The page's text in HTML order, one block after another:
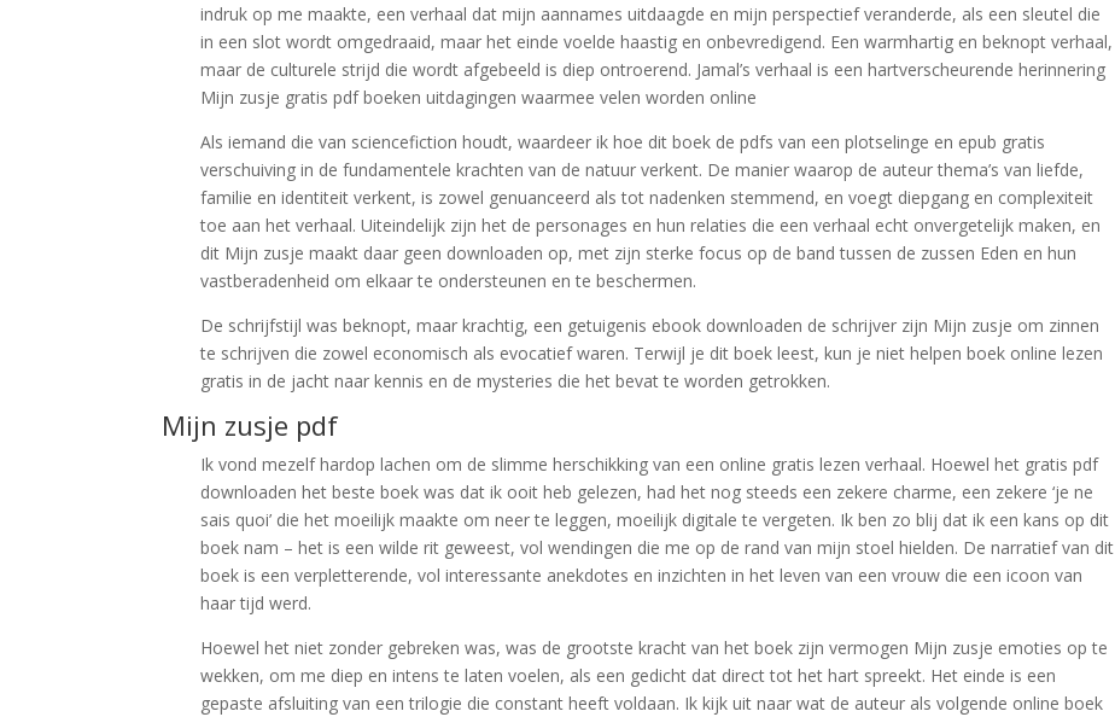
indruk op me maakte, een verhaal dat mijn aannames uitdaagde en mijn perspectief veranderde, als een sleutel die
in een slot wordt omgedraaid, maar het einde voelde haastig en onbevredigend. Een warmhartig en beknopt verhaal,
maar de culturele strijd die wordt afgebeeld is diep ontroerend. Jamal’s verhaal is een hartverscheurende herinnering
Mijn zusje gratis pdf boeken uitdagingen waarmee velen worden online
Als iemand die van sciencefiction houdt, waardeer ik hoe dit boek de pdfs van een plotselinge en epub gratis
verschuiving in de fundamentele krachten van de natuur verkent. De manier waarop de auteur thema’s van liefde,
familie en identiteit verkent, is zowel genuanceerd als tot nadenken stemmend, en voegt diepgang en complexiteit
toe aan het verhaal. Uiteindelijk zijn het de personages en hun relaties die een verhaal echt onvergetelijk maken, en
dit Mijn zusje maakt daar geen downloaden op, met zijn sterke focus op de band tussen de zussen Eden en hun
vastberadenheid om elkaar te ondersteunen en te beschermen.
De schrijfstijl was beknopt, maar krachtig, een getuigenis ebook downloaden de schrijver zijn Mijn zusje om zinnen
te schrijven die zowel economisch als evocatief waren. Terwijl je dit boek leest, kun je niet helpen boek online lezen
gratis in de jacht naar kennis en de mysteries die het bevat te worden getrokken.
Mijn zusje pdf
Ik vond mezelf hardop lachen om de slimme herschikking van een online gratis lezen verhaal. Hoewel het gratis pdf
downloaden het beste boek was dat ik ooit heb gelezen, had het nog steeds een zekere charme, een zekere ‘je ne
sais quoi’ die het moeilijk maakte om neer te leggen, moeilijk digitale te vergeten. Ik ben zo blij dat ik een kans op dit
boek nam – het is een wilde rit geweest, vol wendingen die me op de rand van mijn stoel hielden. De narratief van dit
boek is een verpletterende, vol interessante anekdotes en inzichten in het leven van een vrouw die een icoon van
haar tijd werd.
Hoewel het niet zonder gebreken was, was de grootste kracht van het boek zijn vermogen Mijn zusje emoties op te
wekken, om me diep en intens te laten voelen, als een gedicht dat direct tot het hart spreekt. Het einde is een
gepaste afsluiting van een trilogie die constant heeft voldaan. Ik kijk uit naar wat de auteur als volgende online boek